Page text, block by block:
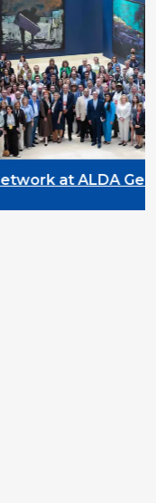
General